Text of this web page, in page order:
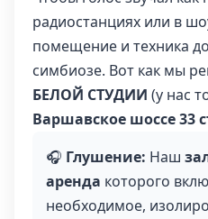
радиостанциях или в
помещение и техника
симбиозе. Вот как мы
БЕЛОЙ СТУДИИ (у нас
Варшавское шоссе 33
🎧 Глушение: Наш
аренда которого
необходимое,